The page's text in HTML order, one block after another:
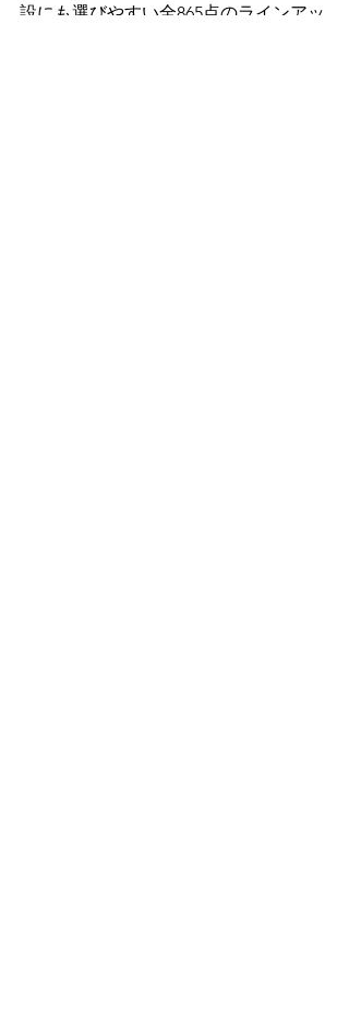
設にも選びやすい全865点のラインアッ